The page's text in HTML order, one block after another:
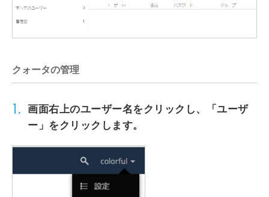
クォータの管理
1. 画面右上のユーザー名をクリックし、
「ユーザ
ー」 をクリックします。